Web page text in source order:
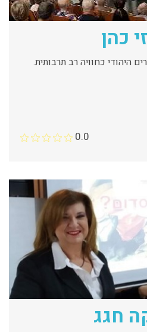
כהן
היהודי כחוויה רב תרבותית.
0.0
חגג